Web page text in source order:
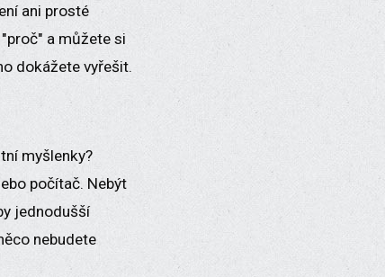
ani prosté
a můžete si
dokážete vyřešit.
myšlenky?
počítač. Nebýt
jednodušší
nebudete